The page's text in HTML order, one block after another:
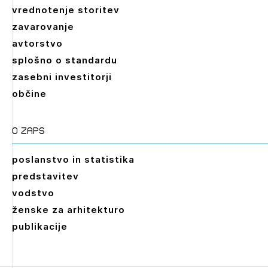
Leto
vrednotenje storitev
zavarovanje
avtorstvo
splošno o standardu
zasebni investitorji
občine
O zaps
poslanstvo in statistika
predstavitev
vodstvo
ženske za arhitekturo
publikacije